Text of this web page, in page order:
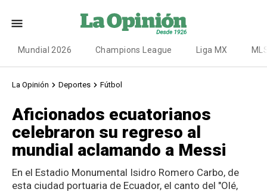
Mundial 2026 Champions League Liga MX
La Opinión Deportes Fútbol
Aficionados ecuatorianos
celebraron su regreso al
mundial aclamando a Messi
En el Estadio Monumental Isidro Romero Carbo​, de
esta ciudad portuaria de Ecuador, el canto del "Olé,